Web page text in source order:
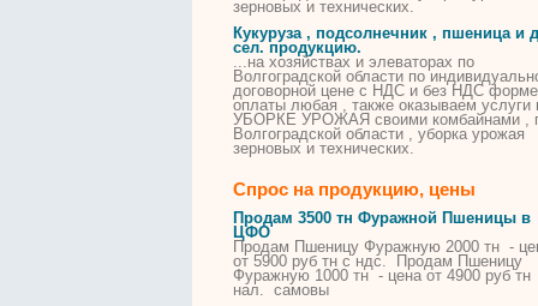
зерновых и технических.
Кукуруза , подсолнечник , пшеница и
сел. продукцию.
...на хозяйствах и элеваторах по
Волгоградской области по
договорной цене с НДС и без НДС форме
оплаты любая , также оказываем услуги
УБОРКЕ УРОЖАЯ своими комбайнами ,
Волгоградской области , уборка урожая
зерновых и технических.
Спрос на продукцию, цены
Продам 3500 тн Фуражной Пшеницы в
ЦФО
Продам Пшеницу Фуражную 2000 тн -
от 5900 руб тн с ндс. Продам Пшеницу
Фуражную 1000 тн - цена от 4900 руб тн
нал. самовы